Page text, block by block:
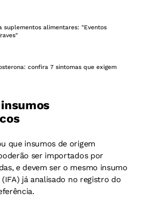
suplementos alimentares: "Eventos
confira 7 sintomas que exigem
que insumos de origem
ser importados por
e devem ser o mesmo insumo
já analisado no registro do